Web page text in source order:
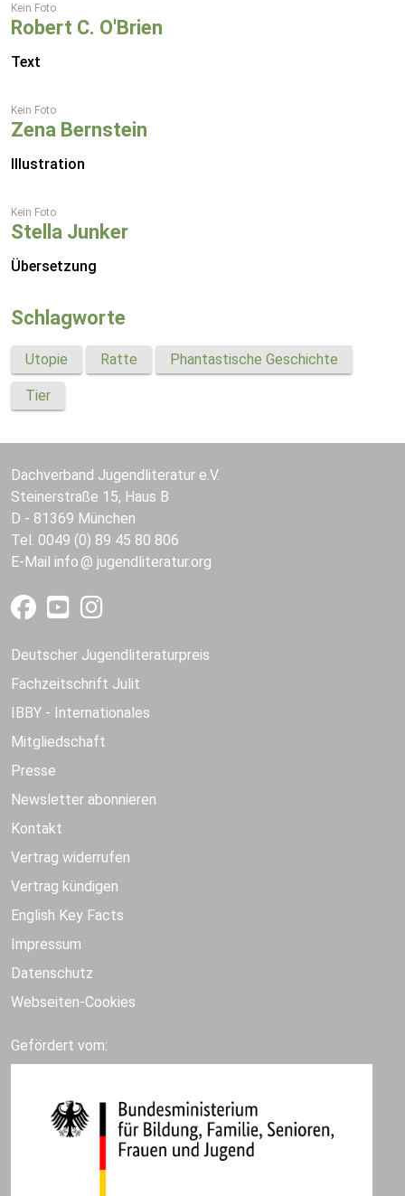
Kein Foto
Robert C. O'Brien
Text
Kein Foto
Zena Bernstein
Illustration
Kein Foto
Stella Junker
Übersetzung
Schlagworte
Utopie Ratte Phantastische Geschichte
Tier
Dachverband Jugendliteratur e.V.
Steinerstraße 15, Haus B
D - 81369 München
Tel. 0049 (0) 89 45 80 806
E-Mail info jugendliteratur.org
Deutscher Jugendliteraturpreis
Fachzeitschrift Julit
IBBY - Internationales
Mitgliedschaft
Presse
Newsletter abonnieren
Kontakt
Vertrag widerrufen
Vertrag kündigen
English Key Facts
Impressum
Datenschutz
Webseiten-Cookies
Gefördert vom: